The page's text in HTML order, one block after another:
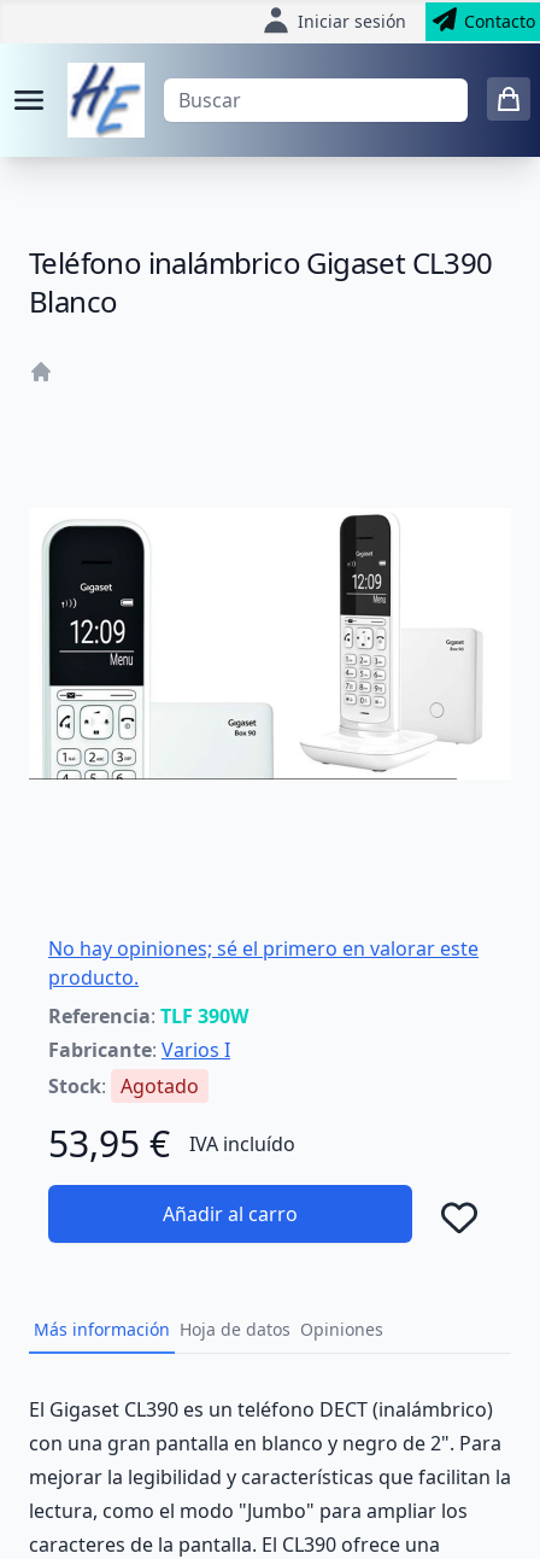
Iniciar sesión Contacto
Teléfono inalámbrico Gigaset CL390
Blanco
No hay opiniones; sé el primero en valorar este
producto.
Referencia: TLF 390W
Fabricante: Varios I
Stock: Agotado
53,95 € IVA incluído
Añadir al carro
Más información Hoja de datos Opiniones
Description
El Gigaset CL390 es un teléfono DECT (inalámbrico)
con una gran pantalla en blanco y negro de 2". Para
mejorar la legibilidad y características que facilitan la
lectura, como el modo "Jumbo" para ampliar los
caracteres de la pantalla. El CL390 ofrece una